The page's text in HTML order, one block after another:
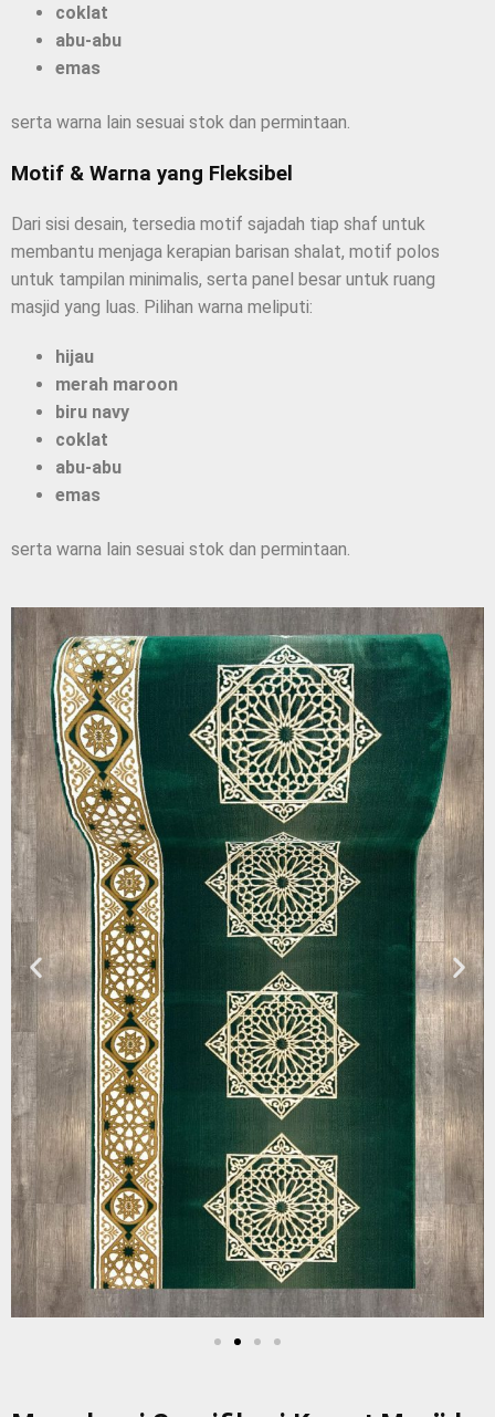
coklat
abu-abu
emas
serta warna lain sesuai stok dan permintaan.
Motif & Warna yang Fleksibel
Dari sisi desain, tersedia motif sajadah tiap shaf untuk
membantu menjaga kerapian barisan shalat, motif polos
untuk tampilan minimalis, serta panel besar untuk ruang
masjid yang luas. Pilihan warna meliputi:
hijau
merah maroon
biru navy
coklat
abu-abu
emas
serta warna lain sesuai stok dan permintaan.